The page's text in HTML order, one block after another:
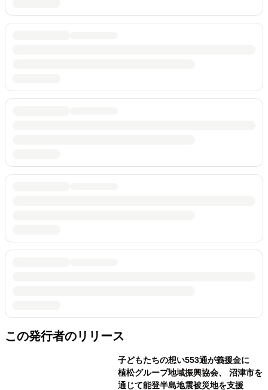
この発行者のリリース
子どもたちの想い553通が義援金に
植松グループ地域振興協会、 沼津市を
通じて能登半島地震被災地を支援